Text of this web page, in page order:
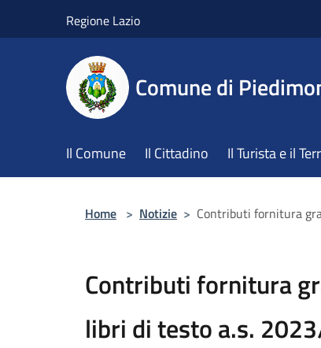
Regione Lazio
Comune di
Il Comune Il Cittadino Il Turista e il
Home > Notizie > Contributi fornitura
Contributi fornitura
libri di testo a.s.